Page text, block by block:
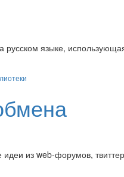
русском языке,
из web-форумов,